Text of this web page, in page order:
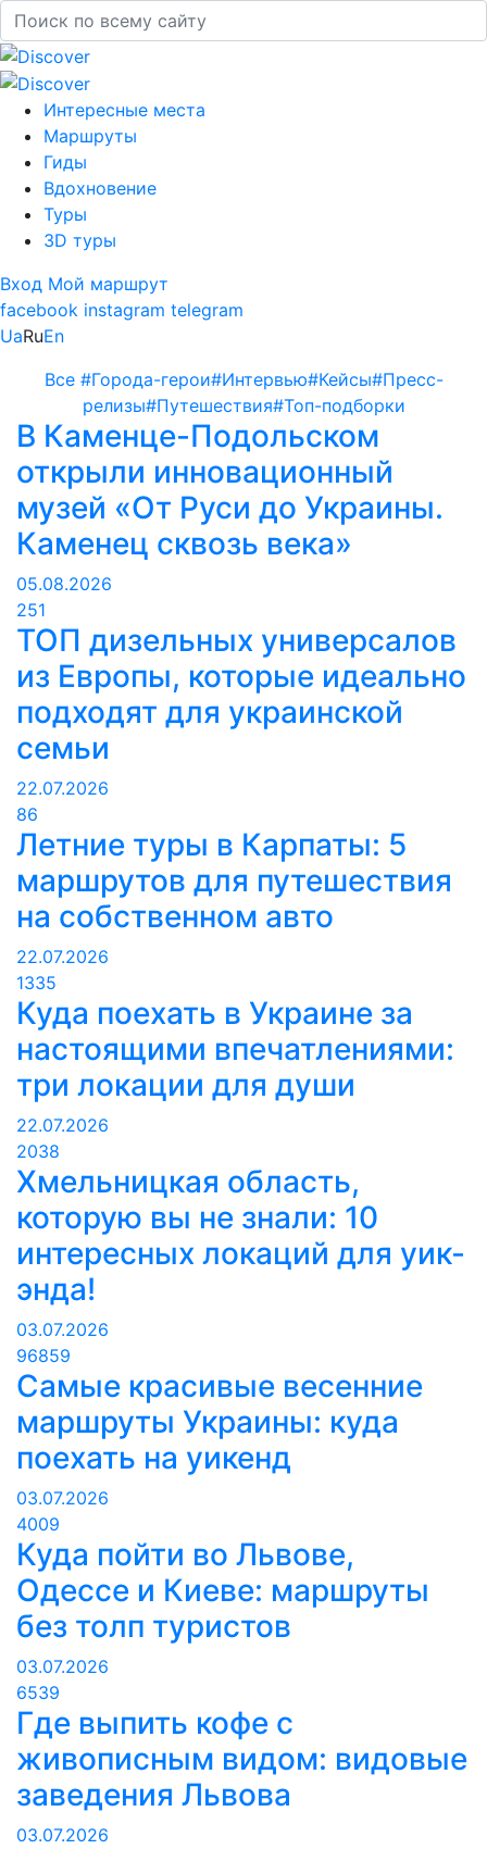
Интересные места
Маршруты
Гиды
Вдохновение
Туры
3D туры
Вход Мой маршрут
facebook instagram telegram
UaRuEn
Все #Города-герои#Интервью#Кейсы#Пресс-
релизы#Путешествия#Топ-подборки
В Каменце-Подольском
открыли инновационный
музей «От Руси до Украины.
Каменец сквозь века»
05.08.2026
251
ТОП дизельных универсалов
из Европы, которые идеально
подходят для украинской
семьи
22.07.2026
86
Летние туры в Карпаты: 5
маршрутов для путешествия
на собственном авто
22.07.2026
1335
Куда поехать в Украине за
настоящими впечатлениями:
три локации для души
22.07.2026
2038
Хмельницкая область,
которую вы не знали: 10
интересных локаций для уик-
энда!
03.07.2026
96859
Самые красивые весенние
маршруты Украины: куда
поехать на уикенд
03.07.2026
4009
Куда пойти во Львове,
Одессе и Киеве: маршруты
без толп туристов
03.07.2026
6539
Где выпить кофе с
живописным видом: видовые
заведения Львова
03.07.2026